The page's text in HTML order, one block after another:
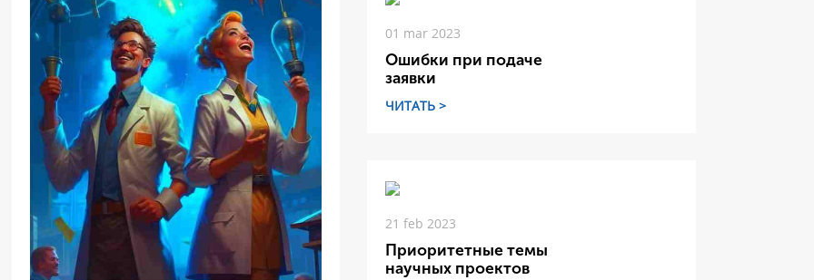
01 mar 2023
Ошибки при подаче
заявки
ЧИТАТЬ >
21 feb 2023
Приоритетные темы
научных проектов